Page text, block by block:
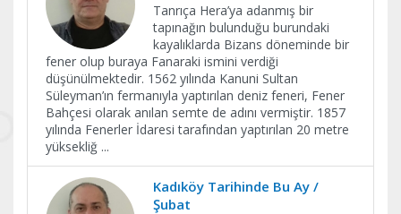
Tanrıça Hera’ya adanmış bir
tapınağın bulunduğu burundaki
kayalıklarda Bizans döneminde bir
fener olup buraya Fanaraki ismini verdiği
düşünülmektedir. 1562 yılında Kanuni Sultan
Süleyman’ın fermanıyla yaptırılan deniz feneri, Fener
Bahçesi olarak anılan semte de adını vermiştir. 1857
yılında Fenerler İdaresi tarafından yaptırılan 20 metre
yüksekliğ ...
Kadıköy Tarihinde Bu Ay /
Şubat